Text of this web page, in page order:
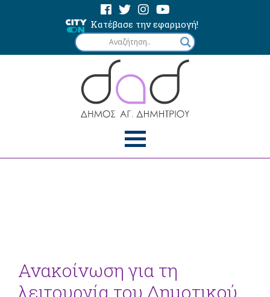
Κατέβασε την εφαρμογή!
Ανακοίνωση για τη
λειτουργία του Δημοτικού